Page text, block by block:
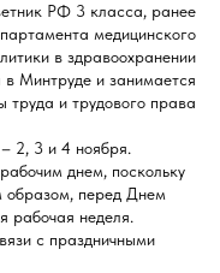
РФ 3 класса, ранее
медицинского
в здравоохранении
Минтруде и занимается
труда и трудового права
2, 3 и 4 ноября.
днем, поскольку
образом, перед Днем
рабочая неделя.
с праздничными